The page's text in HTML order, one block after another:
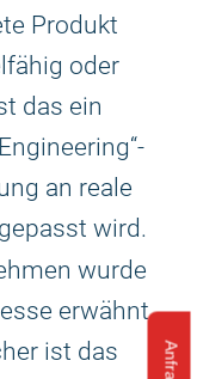
Produkt
oder
das ein
an reale
wird.
wurde
erwähnt.
ist das